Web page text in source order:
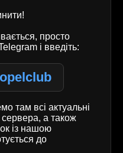
просто
і введіть:
там всі актуальні
а також
із нашою
до